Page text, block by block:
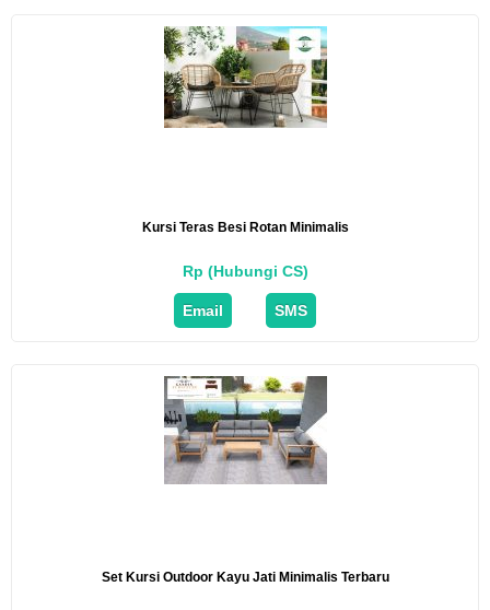
Kursi Teras Besi Rotan Minimalis
Rp (Hubungi CS)
Email SMS
Set Kursi Outdoor Kayu Jati Minimalis Terbaru